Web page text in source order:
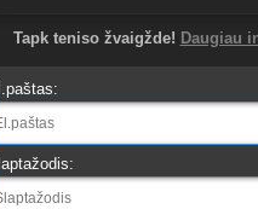
Tapk teniso žvaigžde! Daugiau